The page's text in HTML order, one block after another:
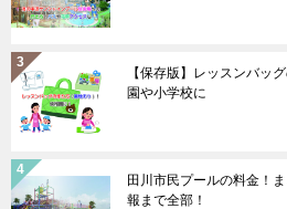
【保存版】レッスンバッ
園や小学校に
田川市民プールの料金！
報まで全部！